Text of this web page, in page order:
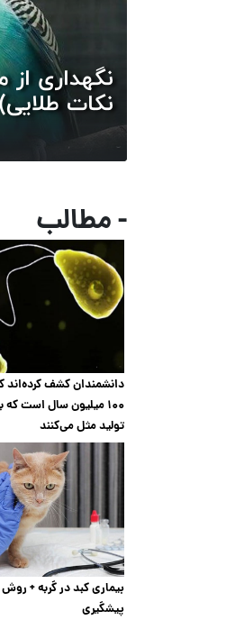
نگهداری
نکات طلایی)
- مطالب
دانشمندان کشف کرده‌اند
۱۰۰ میلیون سال است
تولید مثل می‌کنند
بیماری کبد در گربه +
پیشگیری